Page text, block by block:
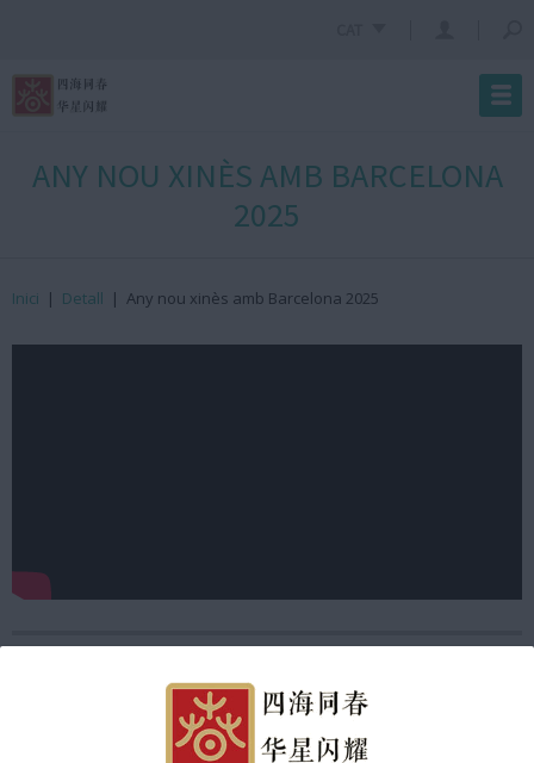
ANY NOU XINÈS AMB BARCELONA
2025
Inici | Detall | Any nou xinès amb Barcelona 2025